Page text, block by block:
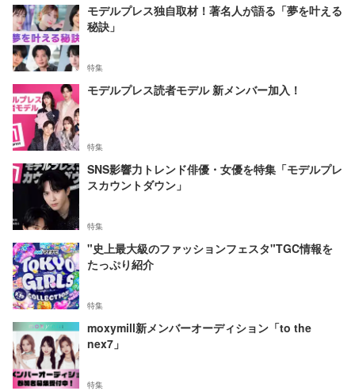
モデルプレス独自取材！著名人が語る「夢を叶える
秘訣」
特集
モデルプレス読者モデル 新メンバー加入！
特集
SNS影響力トレンド俳優・女優を特集「モデルプレ
スカウントダウン」
特集
"史上最大級のファッションフェスタ"TGC情報を
たっぷり紹介
特集
moxymill新メンバーオーディション「to the
nex7」
特集